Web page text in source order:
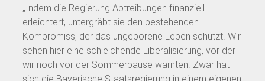
„Indem die Regierung Abtreibungen finanziell
erleichtert, untergräbt sie den bestehenden
Kompromiss, der das ungeborene Leben schützt. Wir
sehen hier eine schleichende Liberalisierung, vor der
wir noch vor der Sommerpause warnten. Zwar hat
sich die Bayerische Staatsregierung in einem eigenen